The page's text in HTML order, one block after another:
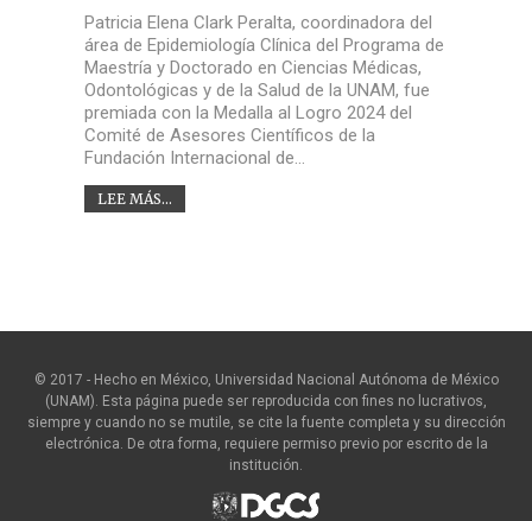
Patricia Elena Clark Peralta, coordinadora del
área de Epidemiología Clínica del Programa de
Maestría y Doctorado en Ciencias Médicas,
Odontológicas y de la Salud de la UNAM, fue
premiada con la Medalla al Logro 2024 del
Comité de Asesores Científicos de la
Fundación Internacional de…
LEE MÁS...
© 2017 - Hecho en México, Universidad Nacional Autónoma de México
(UNAM). Esta página puede ser reproducida con fines no lucrativos,
siempre y cuando no se mutile, se cite la fuente completa y su dirección
electrónica. De otra forma, requiere permiso previo por escrito de la
institución.